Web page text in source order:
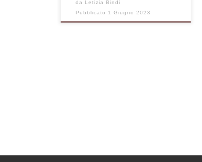
da
Letizia Bindi
Pubblicato 1 Giugno 2023